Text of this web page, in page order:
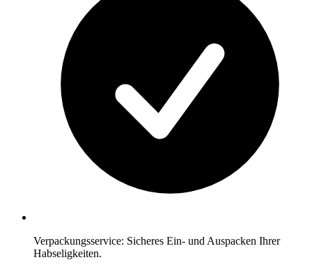
Verpackungsservice: Sicheres Ein- und Auspacken Ihrer
Habseligkeiten.